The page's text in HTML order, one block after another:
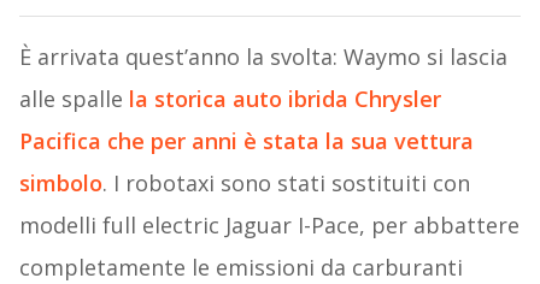
È arrivata quest’anno la svolta: Waymo si lascia
alle spalle la storica auto ibrida Chrysler
Pacifica che per anni è stata la sua vettura
simbolo. I robotaxi sono stati sostituiti con
modelli full electric Jaguar I-Pace, per abbattere
completamente le emissioni da carburanti